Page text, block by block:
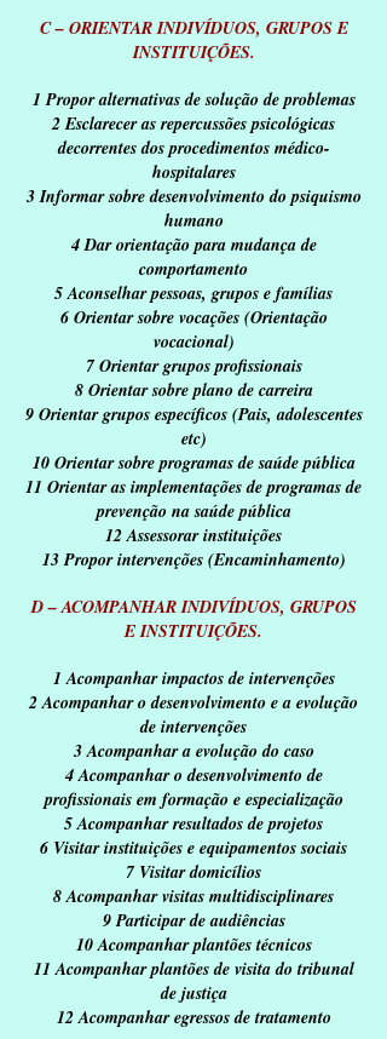
C – ORIENTAR INDIVÍDUOS, GRUPOS E
INSTITUIÇÕES.
1 Propor alternativas de solução de problemas
2 Esclarecer as repercussões psicológicas
decorrentes dos procedimentos médico-
hospitalares
3 Informar sobre desenvolvimento do psiquismo
humano
4 Dar orientação para mudança de
comportamento
5 Aconselhar pessoas, grupos e famílias
6 Orientar sobre vocações (Orientação
vocacional)
7 Orientar grupos profissionais
8 Orientar sobre plano de carreira
9 Orientar grupos específicos (Pais, adolescentes
etc)
10 Orientar sobre programas de saúde pública
11 Orientar as implementações de programas de
prevenção na saúde pública
12 Assessorar instituições
13 Propor intervenções (Encaminhamento)
D – ACOMPANHAR INDIVÍDUOS, GRUPOS
E INSTITUIÇÕES.
1 Acompanhar impactos de intervenções
2 Acompanhar o desenvolvimento e a evolução
de intervenções
3 Acompanhar a evolução do caso
4 Acompanhar o desenvolvimento de
profissionais em formação e especialização
5 Acompanhar resultados de projetos
6 Visitar instituições e equipamentos sociais
7 Visitar domicílios
8 Acompanhar visitas multidisciplinares
9 Participar de audiências
10 Acompanhar plantões técnicos
11 Acompanhar plantões de visita do tribunal
de justiça
12 Acompanhar egressos de tratamento